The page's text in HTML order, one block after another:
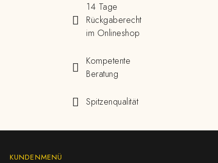
14 Tage
Rückgaberecht
im Onlineshop
Kompetente
Beratung
Spitzenqualität
KUNDENMENÜ